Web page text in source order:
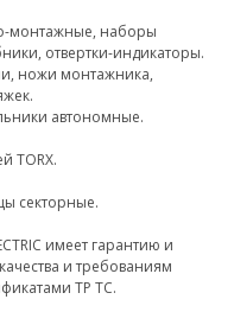
монтажные, наборы
отвертки-индикаторы.
ножи монтажника,
автономные.
TORX.
секторные.
имеет гарантию и
и требованиям
ТР ТС.